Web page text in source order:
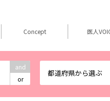
and
or
都道府県から選ぶ
Concept 医人